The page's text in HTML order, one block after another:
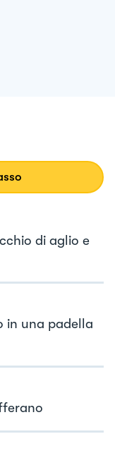
di aglio e
in una padella